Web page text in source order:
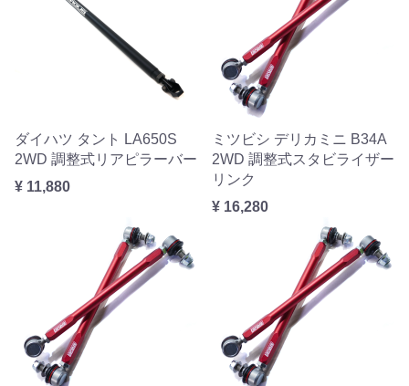
ダイハツ タント LA650S
2WD 調整式リアピラーバー
¥ 11,880
ミツビシ デリカミニ B34A
2WD 調整式スタビライザー
リンク
¥ 16,280